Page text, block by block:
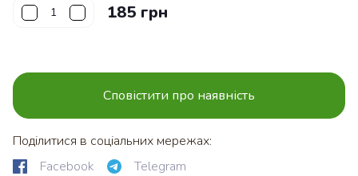
185 грн
Сповістити про наявність
Поділитися в соціальних мережах:
Facebook
Telegram